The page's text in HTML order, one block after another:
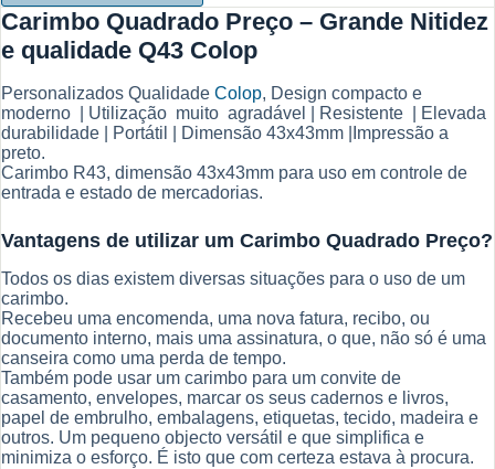
Quadrado
Preço
-
Grande
Nitidez
e
qualidade
Q43
Colop
Carimbo Quadrado Preço – Grande Nitidez
e qualidade Q43 Colop
Personalizados Qualidade Colop, Design compacto e
moderno | Utilização muito agradável | Resistente | Elevada
durabilidade | Portátil | Dimensão 43x43mm |Impressão a
preto.
Carimbo R43, dimensão 43x43mm para uso em controle de
entrada e estado de mercadorias.
Vantagens de utilizar um Carimbo Quadrado Preço?
Todos os dias existem diversas situações para o uso de um
carimbo.
Recebeu uma encomenda, uma nova fatura, recibo, ou
documento interno, mais uma assinatura, o que, não só é uma
canseira como uma perda de tempo.
Também pode usar um carimbo para um convite de
casamento, envelopes, marcar os seus cadernos e livros,
papel de embrulho, embalagens, etiquetas, tecido, madeira e
outros. Um pequeno objecto versátil e que simplifica e
minimiza o esforço. É isto que com certeza estava à procura.